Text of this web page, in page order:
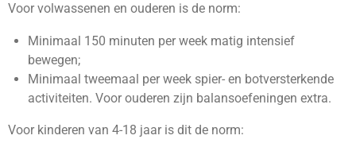
Voor volwassenen en ouderen is de norm:
Minimaal 150 minuten per week matig intensief
bewegen;
Minimaal tweemaal per week spier- en botversterkende
activiteiten. Voor ouderen zijn balansoefeningen extra.
Voor kinderen van 4-18 jaar is dit de norm: